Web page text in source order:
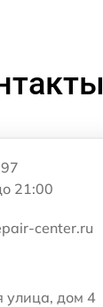
21:00
center.ru
улица, дом 4